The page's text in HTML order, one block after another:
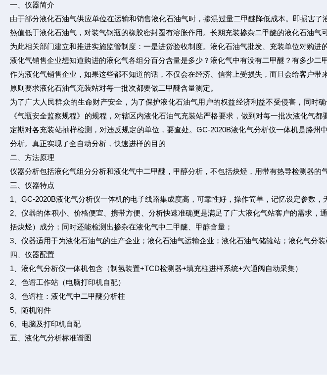
一、仪器简介
由于部分液化石油气供应单位在运输和销售液化石油气时，掺混过量二甲醚降低成本。即损害
热值低于液化石油气，对装气钢瓶的橡胶密封圈有溶胀作用。长期充装掺杂二甲醚的液化石油气
为此相关部门建立和推进实施监管制度：一是进货验收制度。液化石油气批发、充装单位对购
液化气销售企业想知道购进的液化气各组分百分含量是多少？液化气中有没有二甲醚？有多少
作为液化气销售企业，如果这些都不知道的话，不仅会在经济、信誉上受损失，而且会给客户带
原则要求液化石油气充装站对每一批次都要做二甲醚含量测定。
为了广大人民群众的生命财产安全，为了保护液化石油气用户的权益经济利益不受侵害，同
《气瓶安全监察规程》的规程，对辖区内液化石油气充装站严格要求，做到对每一批次液化气
定期对各充装站抽样检测，对违反规定的单位，要查处。GC-2020B液化气分析仪一体机是滕
分析。真正实现了全自动分析，快速进样的目的
二、方法原理
仪器分析包括液化气组分分析和液化气中二甲醚，甲醇分析，不包括炔烃，用带有热导检测器
三、仪器特点
1、GC-2020B液化气分析仪一体机的电子线路集成度高，可靠性好，操作简单，记忆设定参数
2、仪器的体积小、价格便宜、携带方便、分析快速准确更是满足了广大液化气站客户的需求
括炔烃）成分；同时还能检测出掺杂在液化气中二甲醚、甲醇含量；
3、仪器适用于为液化石油气的生产企业；液化石油气运输企业；液化石油气储罐站；液化气分
四、仪器配置
1、液化气分析仪一体机包含（制氢装置+TCD检测器+填充柱进样系统+六通阀自动采集）
2、色谱工作站（电脑打印机自配）
3、色谱柱：液化气中二甲醚分析柱
5、随机附件
6、电脑及打印机自配
五、液化气分析标准谱图